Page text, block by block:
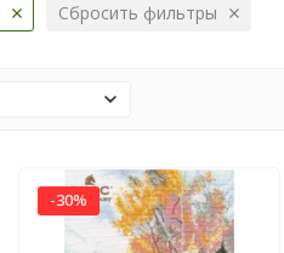
Сбросить фильтры
-30%